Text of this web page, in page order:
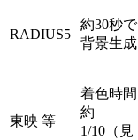
RADIUS5
約30秒で
背景生成
東映 等
着色時間
約
1/10（見